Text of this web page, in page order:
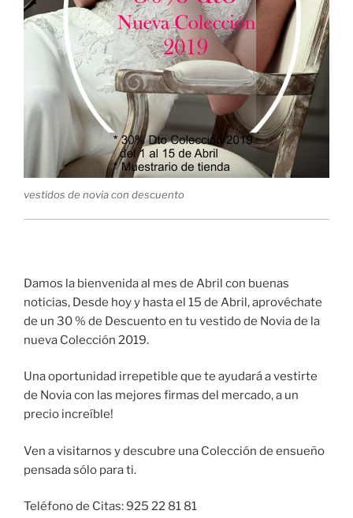
vestidos de novia con descuento
Damos la bienvenida al mes de Abril con buenas
noticias, Desde hoy y hasta el 15 de Abril, aprovéchate
de un 30 % de Descuento en tu vestido de Novia de la
nueva Colección 2019.
Una oportunidad irrepetible que te ayudará a vestirte
de Novia con las mejores firmas del mercado, a un
precio increíble!
Ven a visitarnos y descubre una Colección de ensueño
pensada sólo para ti.
Teléfono de Citas: 925 22 81 81